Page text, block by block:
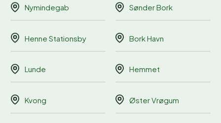
Nymindegab Sønder Bork
Henne Stationsby Bork Havn
Lunde Hemmet
Kvong Øster Vrøgum